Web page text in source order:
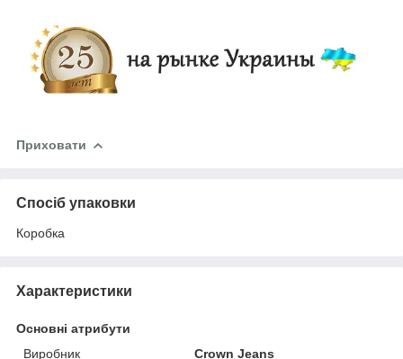
Приховати
Спосіб упаковки
Коробка
Характеристики
Основні атрибути
Виробник
Crown Jeans